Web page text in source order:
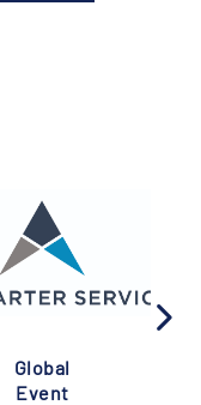
Global
Event